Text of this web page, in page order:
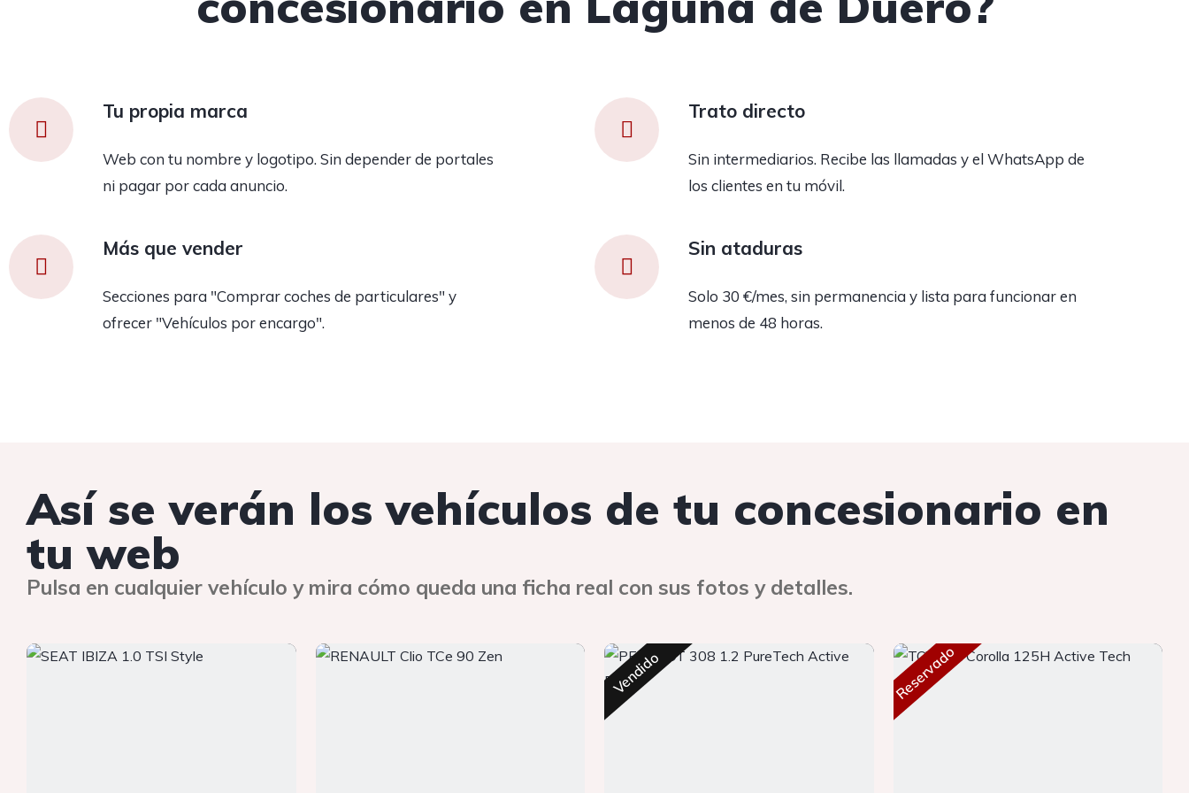
Tu propia marca
Web con tu nombre y logotipo. Sin depender de portales
ni pagar por cada anuncio.
Trato directo
Sin intermediarios. Recibe las llamadas y el WhatsApp de
los clientes en tu móvil.
Más que vender
Secciones para "Comprar coches de particulares" y
ofrecer "Vehículos por encargo".
Sin ataduras
Solo 30 €/mes, sin permanencia y lista para funcionar en
menos de 48 horas.
Así se verán los vehículos de tu concesionario en
tu web
Pulsa en cualquier vehículo y mira cómo queda una ficha real con sus fotos y detalles.
Vendido Reservado